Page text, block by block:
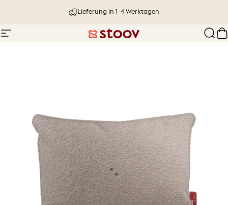
Lieferung in 1-4 Werktagen
Seitennavigation Stoov® | Cordless Heated Cushions